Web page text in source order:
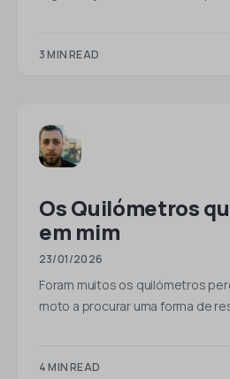
3 MIN READ
Os Quilómetros
em mim
23/01/2026
Foram muitos os quilómetros
moto a procurar uma forma de
4 MIN READ